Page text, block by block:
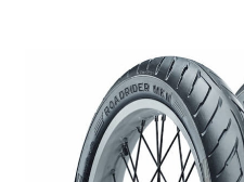
Kaip užsisakyti